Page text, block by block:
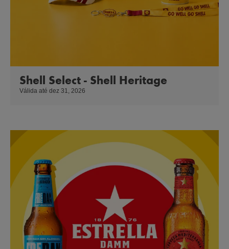
Shell Select - Shell Heritage
Válida até dez 31, 2026